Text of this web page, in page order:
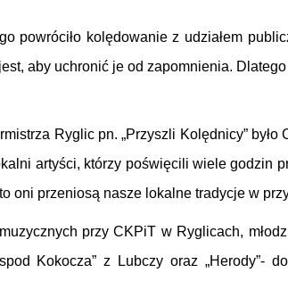
powróciło kolędowanie z udziałem
aby uchronić je od zapomnienia.
Ryglic pn. „Przyszli Kolędnicy”
artyści, którzy poświęcili wiele godzin
oni przeniosą nasze lokalne tradycje w
przy CKPiT w Ryglicach,
Kokocza” z Lubczy oraz „Herody”-